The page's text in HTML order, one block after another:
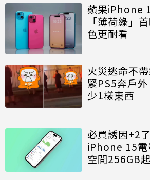
蘋果iPhone
「薄荷綠」
色更耐看
火災逃命不
緊PS5奔戶
少1樣東西
必買誘因+2
iPhone 15電
空間256GB